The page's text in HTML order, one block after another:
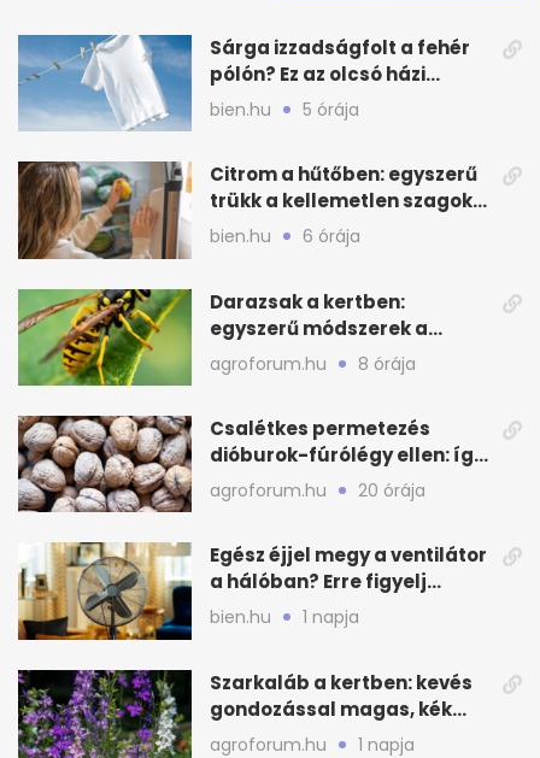
Sárga izzadságfolt a fehér
pólón? Ez az olcsó házi
módszer beválhat
bien.hu 5 órája
Citrom a hűtőben: egyszerű
trükk a kellemetlen szagok
ellen
bien.hu 6 órája
Darazsak a kertben:
egyszerű módszerek a
távoltartásukra nyáron
agroforum.hu 8 órája
Csalétkes permetezés
dióburok-fúrólégy ellen: így
csináld a kertben
agroforum.hu 20 órája
Egész éjjel megy a ventilátor
a hálóban? Erre figyelj
alvásnál nyáron
bien.hu 1 napja
Szarkaláb a kertben: kevés
gondozással magas, kék
virágfalat ad
agroforum.hu 1 napja